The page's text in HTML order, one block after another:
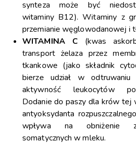
synteza może być
witaminy B12). Witaminy z
przemianie węglowodanowej i
WITAMINA C(kwas
transport żelaza przez
tkankowe (jako składnik
bierze udział w odtruwaniu
aktywność leukocytów
Dodanie do paszy dla krów tej
antyoksydanta
wpływa na obniżenie
somatycznych w mleku.